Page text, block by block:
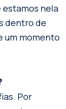
nela
dentro de
um momento
Por